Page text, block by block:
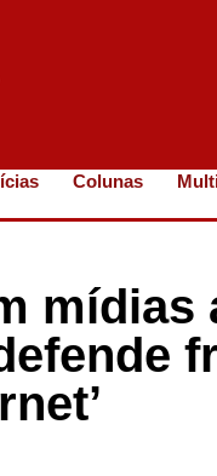
Colunas
mídias